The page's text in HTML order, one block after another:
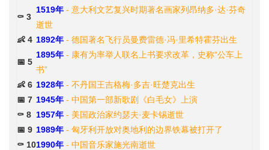
⚰️ 3
1519年 - 意大利文艺复兴时期著名画家列昂纳多·达·芬奇
逝世
👶 4 1892年 - 德国著名飞行员曼费雷德·冯·里希特霍芬出生
📅 5
1895年 - 康有为率举人联名上书要求改革，史称“公车上
书”
👶 6 1928年 - 不丹国王吉格梅·多吉·旺楚克出生
📅 7 1945年 - 中国第一部新歌剧《白毛女》上演
⚰️ 8 1957年 - 美国政治家约瑟夫·麦卡锡逝世
📅 9 1989年 - 匈牙利开放对奥地利的边界铁幕被打开了
⚰️ 101990年 - 中国音乐家施光南逝世